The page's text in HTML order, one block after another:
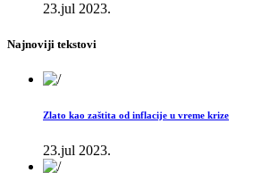
23.jul 2023.
Najnoviji tekstovi
Zlato kao zaštita od inflacije u vreme krize
23.jul 2023.